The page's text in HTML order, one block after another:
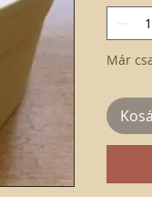
Már